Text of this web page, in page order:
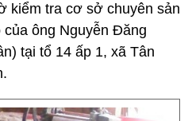
kiểm tra cơ sở chuyên sản
ông Nguyễn Đăng
tại tổ 14 ấp 1, xã Tân